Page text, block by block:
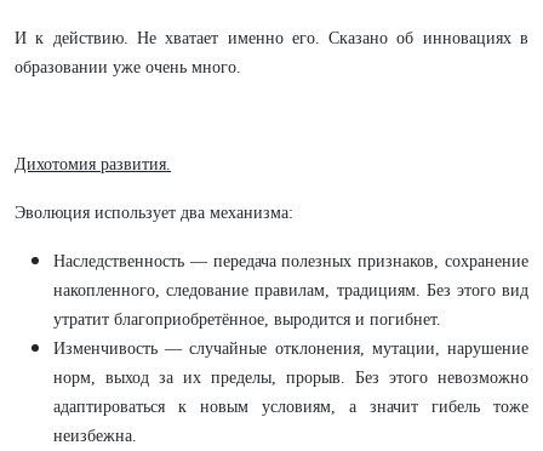
И к действию. Не хватает именно его. Сказано об инновациях в
образовании уже очень много.
Дихотомия развития.
Эволюция использует два механизма:
Наследственность — передача полезных признаков, сохранение
накопленного, следование правилам, традициям. Без этого вид
утратит благоприобретённое, выродится и погибнет.
Изменчивость — случайные отклонения, мутации, нарушение
норм, выход за их пределы, прорыв. Без этого невозможно
адаптироваться к новым условиям, а значит гибель тоже
неизбежна.